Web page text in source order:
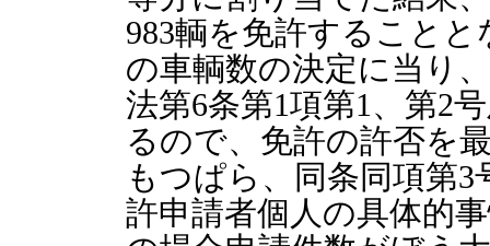
983輌を免許すること
の車輌数の決定に当り
法第6条第1項第1、第2
るので、免許の許否を
もつぱら、同条同項第
許申請者個人の具体的